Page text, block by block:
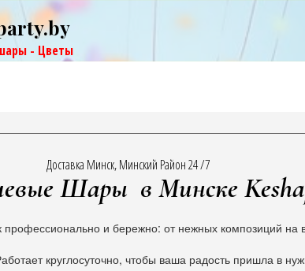
- Цветы
Доставка Минск, Минский Район 24 /7
Шары в Минске
и бережно: от нежных композиций на
круглосуточно, чтобы ваша радость пришла в